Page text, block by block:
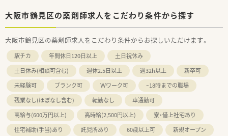
大阪市鶴見区の薬剤師求人をこだわり条件から探す
大阪市鶴見区の薬剤師求人をこだわり条件からお探しいただけます。
駅チカ 年間休日120日以上
土日祝休み
土日休み(相談可含む)
週休2.5日以上 週32h以上
新卒可
未経験可
ブランク可 Ｗワーク可
~18時までの職場
残業なし(ほぼなし含む)
転勤なし
車通勤可
高給与(600万円以上)
高時給(2,500円以上)
寮・借上社宅あり
住宅補助(手当)あり
託児所あり 60歳以上可
新規オープン